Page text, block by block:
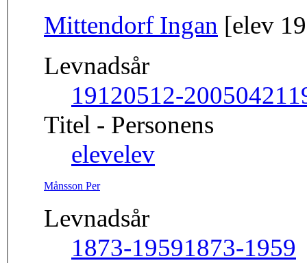
Mittendorf Ingan [elev
Levnadsår
19120512-20050421
Titel - Personens
elevelev
Månsson Per
Levnadsår
1873-19591873-1959